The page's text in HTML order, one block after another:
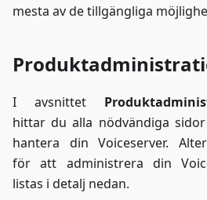
mesta av de tillgängliga
I avsnittet
hittar du alla nödvändiga
hantera din Voiceserver.
för att administrera din
listas i detalj nedan.